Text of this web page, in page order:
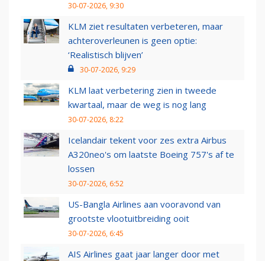
30-07-2026, 9:30
KLM ziet resultaten verbeteren, maar
achteroverleunen is geen optie:
‘Realistisch blijven’
30-07-2026, 9:29
KLM laat verbetering zien in tweede
kwartaal, maar de weg is nog lang
30-07-2026, 8:22
Icelandair tekent voor zes extra Airbus
A320neo's om laatste Boeing 757's af te
lossen
30-07-2026, 6:52
US-Bangla Airlines aan vooravond van
grootste vlootuitbreiding ooit
30-07-2026, 6:45
AIS Airlines gaat jaar langer door met